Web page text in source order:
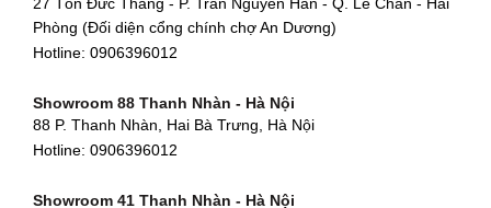
Hotline:0906396012
Showroom Huế
54 Hùng Vương, Phú Hội, Thành phố Huế, Thừa Thiên Huế
Showroom Hà Tĩnh
82 Quang Trung, Thạch Quý, Hà Tĩnh
27 Tôn Đức Thắng - P. Trần Nguyên Hãn - Q. Lê Chân - Hải
Phòng (Đối diện cổng chính chợ An Dương)
Hotline: 0906396012
Showroom 88 Thanh Nhàn - Hà Nội
88 P. Thanh Nhàn, Hai Bà Trưng, Hà Nội
Hotline: 0906396012
Showroom 41 Thanh Nhàn - Hà Nội